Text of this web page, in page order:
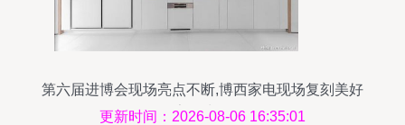
第六届进博会现场亮点不断,博西家电现场复刻美好
家居生活
更新时间：2026-08-06 16:35:01